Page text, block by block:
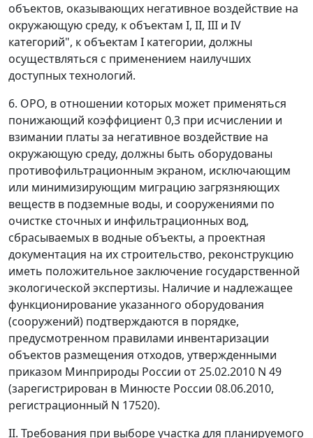
объектов, оказывающих негативное воздействие на
окружающую среду, к объектам I, II, III и IV
категорий", к объектам I категории, должны
осуществляться с применением наилучших
доступных технологий.
6. ОРО, в отношении которых может применяться
понижающий коэффициент 0,3 при исчислении и
взимании платы за негативное воздействие на
окружающую среду, должны быть оборудованы
противофильтрационным экраном, исключающим
или минимизирующим миграцию загрязняющих
веществ в подземные воды, и сооружениями по
очистке сточных и инфильтрационных вод,
сбрасываемых в водные объекты, а проектная
документация на их строительство, реконструкцию
иметь положительное заключение государственной
экологической экспертизы. Наличие и надлежащее
функционирование указанного оборудования
(сооружений) подтверждаются в порядке,
предусмотренном правилами инвентаризации
объектов размещения отходов, утвержденными
приказом Минприроды России от 25.02.2010 N 49
(зарегистрирован в Минюсте России 08.06.2010,
регистрационный N 17520).
II. Требования при выборе участка для планируемого